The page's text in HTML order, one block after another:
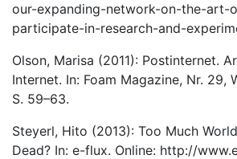
our-expanding-network-on-the-art-
participate-in-research-and-
Olson, Marisa (2011): Postinternet.
Internet. In: Foam Magazine, Nr. 29,
S. 59–63.
Steyerl, Hito (2013): Too Much
Dead? In: e-flux. Online: http://